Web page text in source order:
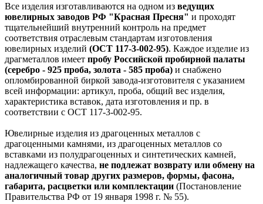
Все изделия изготавливаются на одном из ведущих
ювелирных заводов РФ "Красная Пресня" и проходят
тщательнейший внутренний контроль на предмет
соответствия отраслевым стандартам изготовления
ювелирных изделий (ОСТ 117-3-002-95). Каждое изделие из
драгметаллов имеет пробу Российской пробирной палаты
(серебро - 925 проба, золота - 585 проба) и снабжено
опломбированной биркой завода-изготовителя с указанием
всей информации: артикул, проба, общий вес изделия,
характеристика вставок, дата изготовления и пр. в
соответствии с ОСТ 117-3-002-95.
Ювелирные изделия из драгоценных металлов с
драгоценными камнями, из драгоценных металлов со
вставками из полудрагоценных и синтетических камней,
надлежащего качества, не подлежат возврату или обмену на
аналогичный товар других размеров, формы, фасона,
габарита, расцветки или комплектации (Постановление
Правительства РФ от 19 января 1998 г. № 55).